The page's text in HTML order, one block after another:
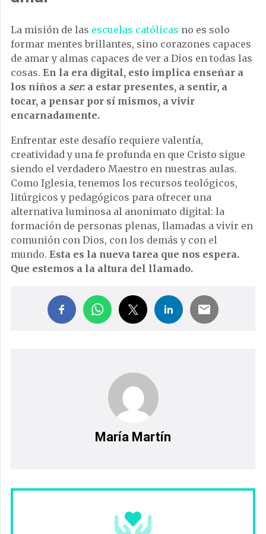
La misión de las escuelas católicas no es solo
formar mentes brillantes, sino corazones capaces
de amar y almas capaces de ver a Dios en todas las
cosas. En la era digital, esto implica enseñar a
los niños a ser: a estar presentes, a sentir, a
tocar, a pensar por sí mismos, a vivir
encarnadamente.
Enfrentar este desafío requiere valentía,
creatividad y una fe profunda en que Cristo sigue
siendo el verdadero Maestro en nuestras aulas.
Como Iglesia, tenemos los recursos teológicos,
litúrgicos y pedagógicos para ofrecer una
alternativa luminosa al anonimato digital: la
formación de personas plenas, llamadas a vivir en
comunión con Dios, con los demás y con el
mundo. Esta es la nueva tarea que nos espera.
Que estemos a la altura del llamado.
María Martín